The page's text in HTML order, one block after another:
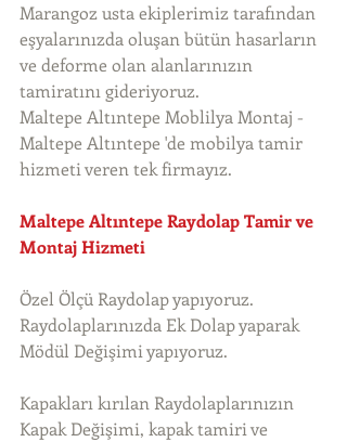
Marangoz usta ekiplerimiz tarafından
eşyalarınızda oluşan bütün hasarların
ve deforme olan alanlarınızın
tamiratını gideriyoruz.
Maltepe Altıntepe Moblilya Montaj -
Maltepe Altıntepe 'de mobilya tamir
hizmeti veren tek firmayız.
Maltepe Altıntepe Raydolap Tamir ve
Montaj Hizmeti
Özel Ölçü Raydolap yapıyoruz.
Raydolaplarınızda Ek Dolap yaparak
Mödül Değişimi yapıyoruz.
Kapakları kırılan Raydolaplarınızın
Kapak Değişimi, kapak tamiri ve